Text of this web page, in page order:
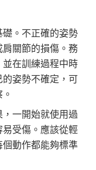
。不正確的姿勢
關節的損傷。務
在訓練過程中時
姿勢不確定，可
一開始就使用過
受傷。應該從輕
動作都能夠標準